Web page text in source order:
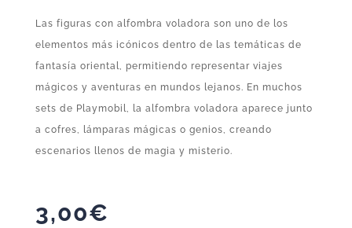
Las figuras con alfombra voladora son uno de los
elementos más icónicos dentro de las temáticas de
fantasía oriental, permitiendo representar viajes
mágicos y aventuras en mundos lejanos. En muchos
sets de Playmobil, la alfombra voladora aparece junto
a cofres, lámparas mágicas o genios, creando
escenarios llenos de magia y misterio.
3,00€